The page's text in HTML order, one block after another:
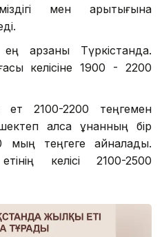
мен арықтығына
арзаны Түркістанда.
келісіне 1900 - 2200
ет 2100-2200 теңгемен
алса құнанның бір
мың теңгеге айналады.
келісі 2100-2500